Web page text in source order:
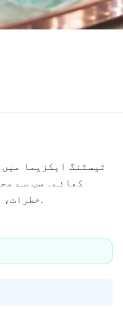
کھائے۔ سب سے
خطرات، اور جلد کی رکاوٹ (سکن بیریئر) پر کنٹرول کو ملا کر دیکھا جاتا ہے۔.